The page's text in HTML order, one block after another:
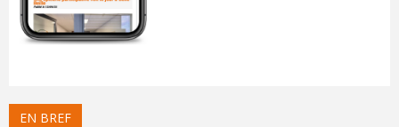
EN BREF